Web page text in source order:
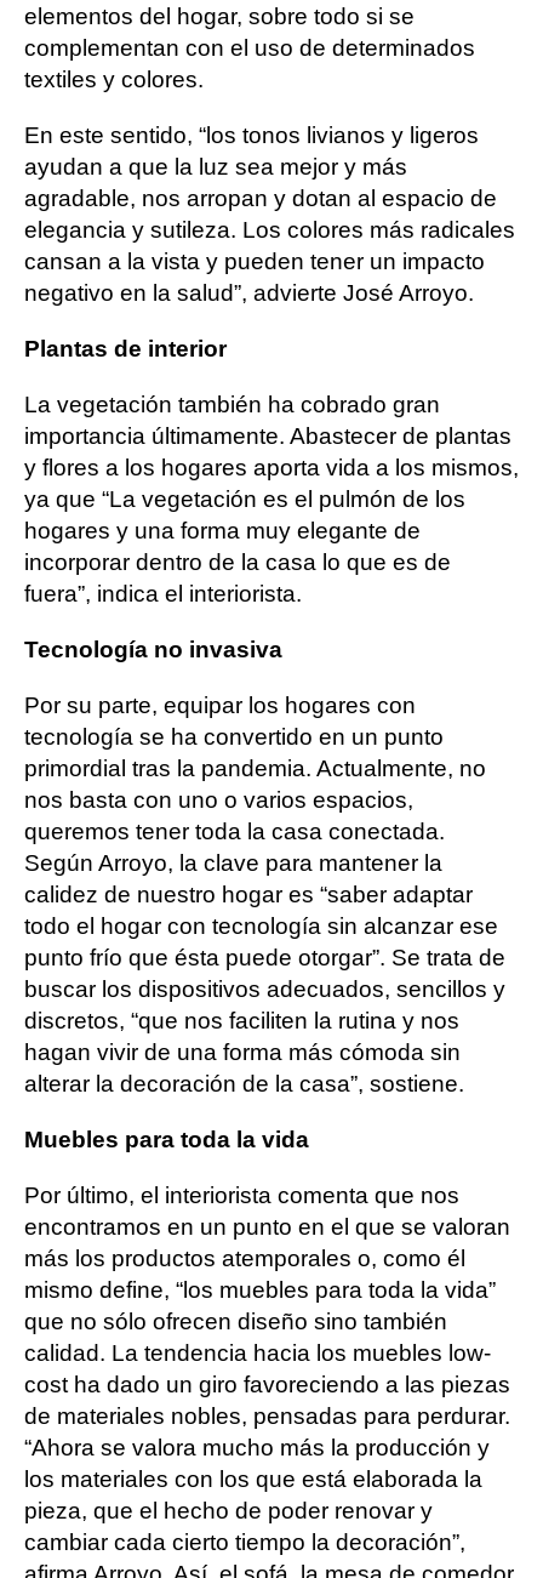
elementos del hogar, sobre todo si se
complementan con el uso de determinados
textiles y colores.
En este sentido, “los tonos livianos y ligeros
ayudan a que la luz sea mejor y más
agradable, nos arropan y dotan al espacio de
elegancia y sutileza. Los colores más radicales
cansan a la vista y pueden tener un impacto
negativo en la salud”, advierte José Arroyo.
Plantas de interior
La vegetación también ha cobrado gran
importancia últimamente. Abastecer de plantas
y flores a los hogares aporta vida a los mismos,
ya que “La vegetación es el pulmón de los
hogares y una forma muy elegante de
incorporar dentro de la casa lo que es de
fuera”, indica el interiorista.
Tecnología no invasiva
Por su parte, equipar los hogares con
tecnología se ha convertido en un punto
primordial tras la pandemia. Actualmente, no
nos basta con uno o varios espacios,
queremos tener toda la casa conectada.
Según Arroyo, la clave para mantener la
calidez de nuestro hogar es “saber adaptar
todo el hogar con tecnología sin alcanzar ese
punto frío que ésta puede otorgar”. Se trata de
buscar los dispositivos adecuados, sencillos y
discretos, “que nos faciliten la rutina y nos
hagan vivir de una forma más cómoda sin
alterar la decoración de la casa”, sostiene.
Muebles para toda la vida
Por último, el interiorista comenta que nos
encontramos en un punto en el que se valoran
más los productos atemporales o, como él
mismo define, “los muebles para toda la vida”
que no sólo ofrecen diseño sino también
calidad. La tendencia hacia los muebles low-
cost ha dado un giro favoreciendo a las piezas
de materiales nobles, pensadas para perdurar.
“Ahora se valora mucho más la producción y
los materiales con los que está elaborada la
pieza, que el hecho de poder renovar y
cambiar cada cierto tiempo la decoración”,